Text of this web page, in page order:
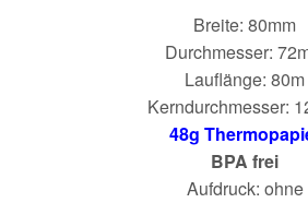
Breite: 80mm
Durchmesser:
Lauflänge: 80m
Kerndurchmesser:
48g
BPA frei
Aufdruck: ohne